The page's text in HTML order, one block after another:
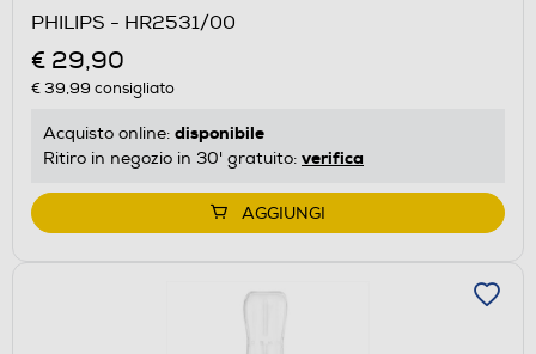
PHILIPS - HR2531/00
€ 29,90
€ 39,99 consigliato
Acquisto online: disponibile
Ritiro in negozio in 30' gratuito: verifica
AGGIUNGI